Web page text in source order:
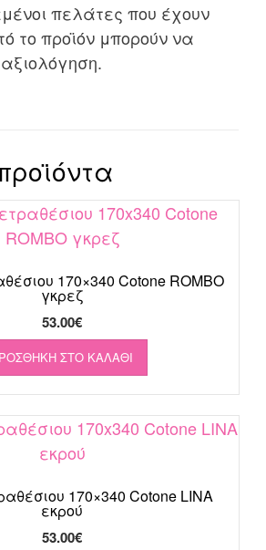
πελάτες που έχουν
το προϊόν μπορούν να
170×340 Cotone ROMBO
γκρεζ
53.00€
ΣΤΟ ΚΑΛΆΘΙ
170×340 Cotone LINA
εκρού
53.00€